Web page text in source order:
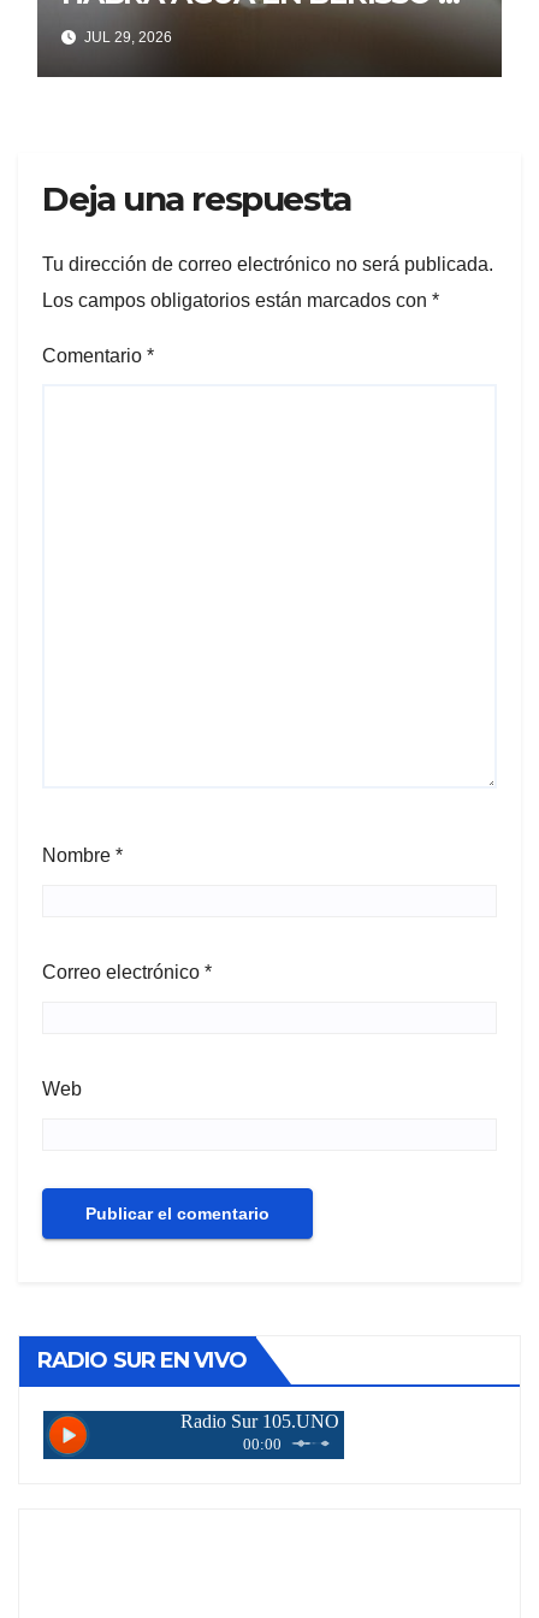
ENSENADA
JUL 29, 2026
Deja una respuesta
Tu dirección de correo electrónico no será publicada.
Los campos obligatorios están marcados con *
Comentario *
Nombre *
Correo electrónico *
Web
RADIO SUR EN VIVO